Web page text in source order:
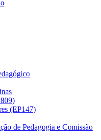
(EP147)
de Pedagogia e Comissão